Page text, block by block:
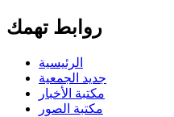
روابط تهمك
الرئيسية
جديد الجمعية
مكتبة الأخبار
مكتبة الصور